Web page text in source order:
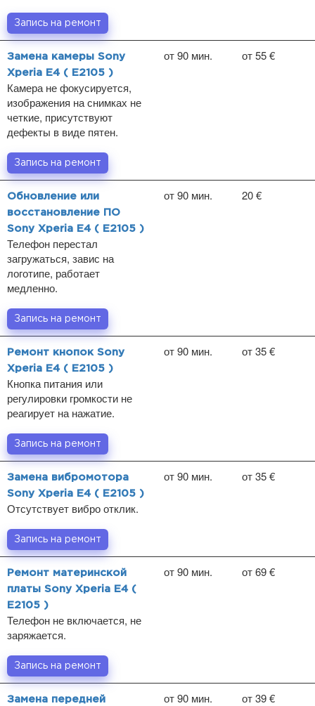
Запись на ремонт
Замена камеры Sony
Xperia E4 ( E2105 )
Камера не фокусируется,
изображения на снимках не
четкие, присутствуют
дефекты в виде пятен.
от 90 мин. от 55 €
Запись на ремонт
Обновление или
восстановление ПО
Sony Xperia E4 ( E2105 )
Телефон перестал
загружаться, завис на
логотипе, работает
медленно.
от 90 мин. 20 €
Запись на ремонт
Ремонт кнопок Sony
Xperia E4 ( E2105 )
Кнопка питания или
регулировки громкости не
реагирует на нажатие.
от 90 мин. от 35 €
Запись на ремонт
Замена вибромотора
Sony Xperia E4 ( E2105 )
Отсутствует вибро отклик.
от 90 мин. от 35 €
Запись на ремонт
Ремонт материнской
платы Sony Xperia E4 (
E2105 )
Телефон не включается, не
заряжается.
от 90 мин. от 69 €
Запись на ремонт
Замена передней
от 90 мин. от 39 €